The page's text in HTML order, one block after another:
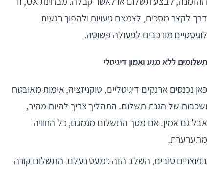
דרך לקצר מסכים, לצמצם טעויות ולהפוך רגעים
לוגיסטיים מורכבים לפעולה פשוטה.
תשלומים ללא מגע ואמון דיגיטלי
כאן נכנסים ארנקים דיגיטליים, טוקניזציה, אימות מאובטח
ושכבות של הגנת תשלום. התהליך צריך להיות מהיר,
אבל גם אמין. אם מסך התשלום מגמגם, כל החוויה
מתערערת.
במוצרים טובים, השלב הזה כמעט נעלם. התשלום קורה